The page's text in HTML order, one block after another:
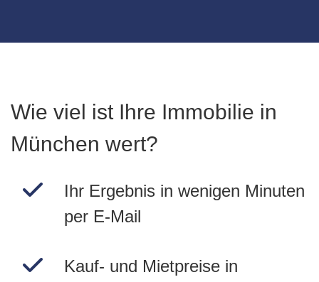
Wie viel ist Ihre Immobilie in
München wert?
Ihr Ergebnis in wenigen Minuten
per E-Mail
Kauf- und Mietpreise in